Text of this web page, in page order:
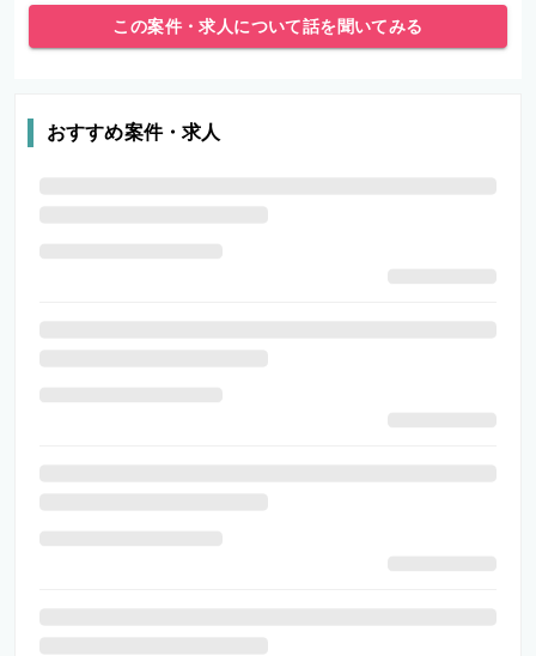
この案件・求人について話を聞いてみる
おすすめ案件・求人